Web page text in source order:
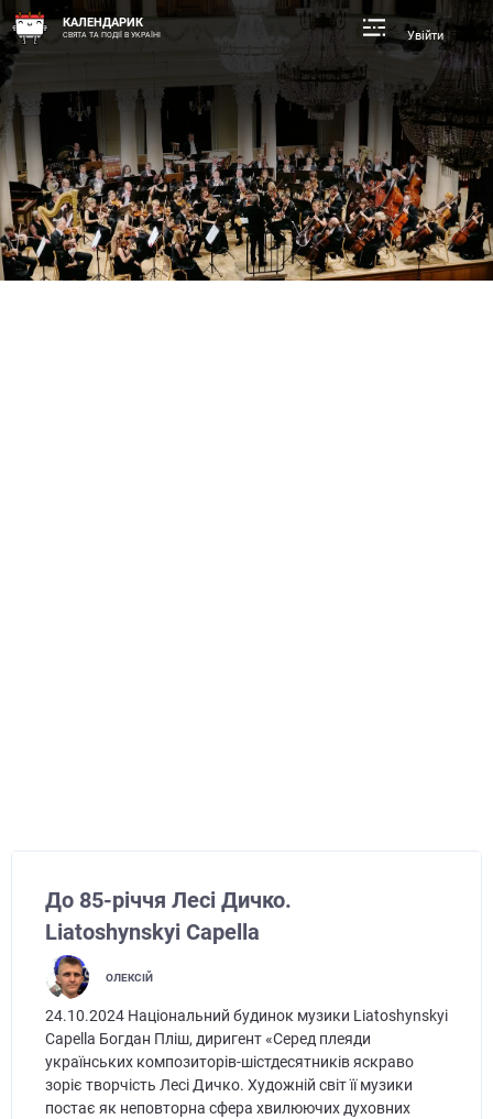
КАЛЕНДАРИК
СВЯТА ТА ПОДІЇ В УКРАЇНІ Увійти
До 85-річчя Лесі Дичко.
Liatoshynskyi Capella
ОЛЕКСІЙ
24.10.2024 Національний будинок музики Liatoshynskyi
Capella Богдан Пліш, диригент «Серед плеяди
українських композиторів-шістдесятників яскраво
зоріє творчість Лесі Дичко. Художній світ її музики
постає як неповторна сфера хвилюючих духовних